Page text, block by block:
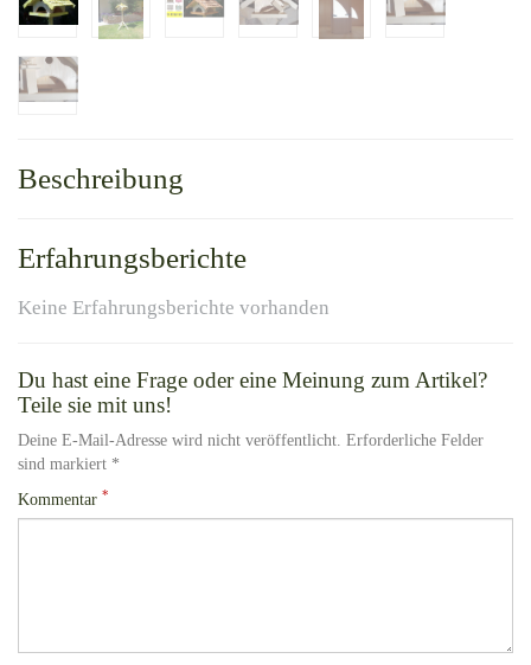
Beschreibung
Erfahrungsberichte
Keine Erfahrungsberichte vorhanden
Du hast eine Frage oder eine Meinung zum Artikel?
Teile sie mit uns!
Deine E-Mail-Adresse wird nicht veröffentlicht. Erforderliche Felder
sind markiert *
Kommentar *